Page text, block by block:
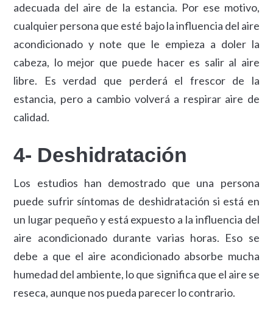
adecuada del aire de la estancia. Por ese motivo,
cualquier persona que esté bajo la influencia del aire
acondicionado y note que le empieza a doler la
cabeza, lo mejor que puede hacer es salir al aire
libre. Es verdad que perderá el frescor de la
estancia, pero a cambio volverá a respirar aire de
calidad.
4- Deshidratación
Los estudios han demostrado que una persona
puede sufrir síntomas de deshidratación si está en
un lugar pequeño y está expuesto a la influencia del
aire acondicionado durante varias horas. Eso se
debe a que el aire acondicionado absorbe mucha
humedad del ambiente, lo que significa que el aire se
reseca, aunque nos pueda parecer lo contrario.